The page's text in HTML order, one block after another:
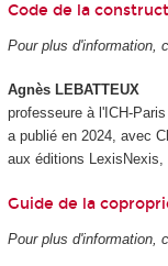
Code de la
Pour plus d'information,
Agnès LEBATTEUX
professeure à l'ICH-Paris
a publié en 2024, avec
aux éditions LexisNexis,
Guide de la
Pour plus d'information,